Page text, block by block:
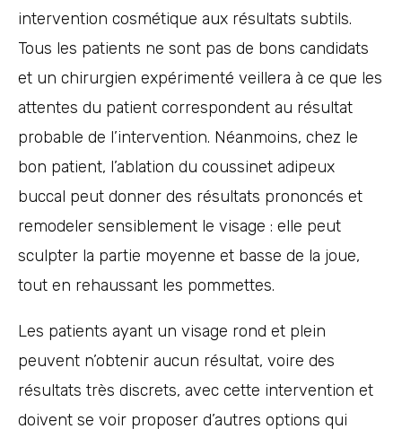
intervention cosmétique aux résultats subtils.
Tous les patients ne sont pas de bons candidats
et un chirurgien expérimenté veillera à ce que les
attentes du patient correspondent au résultat
probable de l’intervention. Néanmoins, chez le
bon patient, l’ablation du coussinet adipeux
buccal peut donner des résultats prononcés et
remodeler sensiblement le visage : elle peut
sculpter la partie moyenne et basse de la joue,
tout en rehaussant les pommettes.
Les patients ayant un visage rond et plein
peuvent n’obtenir aucun résultat, voire des
résultats très discrets, avec cette intervention et
doivent se voir proposer d’autres options qui